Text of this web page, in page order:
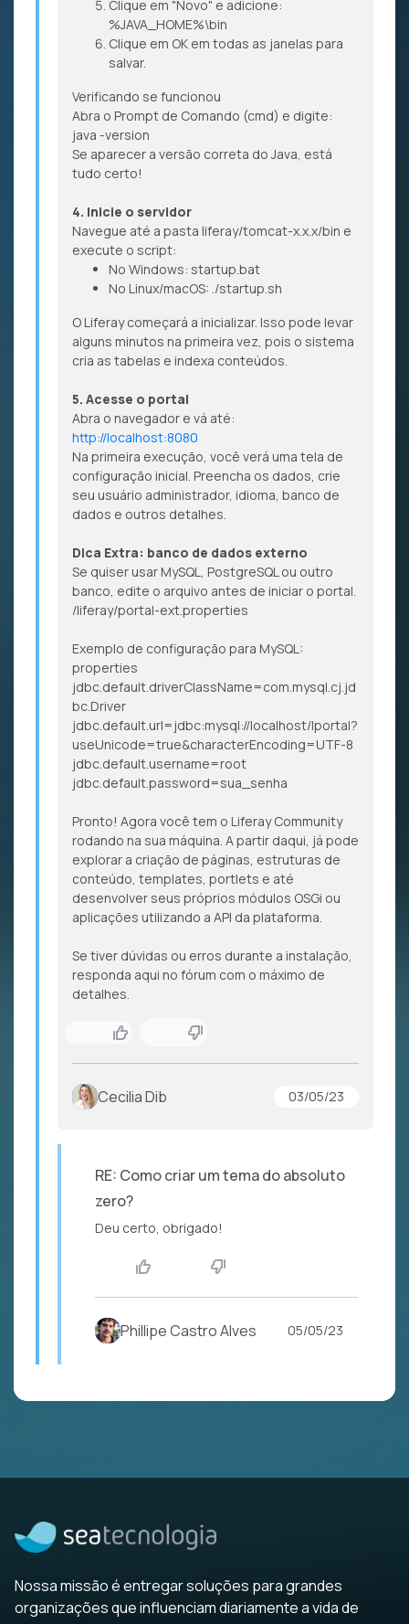
Clique em "Novo" e adicione:
%JAVA_HOME%\bin
Clique em OK em todas as janelas para
salvar.
Verificando se funcionou
Abra o Prompt de Comando (cmd) e digite:
java -version
Se aparecer a versão correta do Java, está
tudo certo!
4. Inicie o servidor
Navegue até a pasta liferay/tomcat-x.x.x/bin e
execute o script:
No Windows: startup.bat
No Linux/macOS: ./startup.sh
O Liferay começará a inicializar. Isso pode levar
alguns minutos na primeira vez, pois o sistema
cria as tabelas e indexa conteúdos.
5. Acesse o portal
Abra o navegador e vá até:
http://localhost:8080
Na primeira execução, você verá uma tela de
configuração inicial. Preencha os dados, crie
seu usuário administrador, idioma, banco de
dados e outros detalhes.
Dica Extra: banco de dados externo
Se quiser usar MySQL, PostgreSQL ou outro
banco, edite o arquivo antes de iniciar o portal.
/liferay/portal-ext.properties
Exemplo de configuração para MySQL:
properties
jdbc.default.driverClassName=com.mysql.cj.jd
bc.Driver
jdbc.default.url=jdbc:mysql://localhost/lportal?
useUnicode=true&characterEncoding=UTF-8
jdbc.default.username=root
jdbc.default.password=sua_senha
Pronto! Agora você tem o Liferay Community
rodando na sua máquina. A partir daqui, já pode
explorar a criação de páginas, estruturas de
conteúdo, templates, portlets e até
desenvolver seus próprios módulos OSGi ou
aplicações utilizando a API da plataforma.
Se tiver dúvidas ou erros durante a instalação,
responda aqui no fórum com o máximo de
detalhes.
Cecilia Dib 03/05/23
RE: Como criar um tema do absoluto
zero?
Deu certo, obrigado!
Phillipe Castro Alves 05/05/23
Nossa missão é entregar soluções para grandes
organizações que influenciam diariamente a vida de